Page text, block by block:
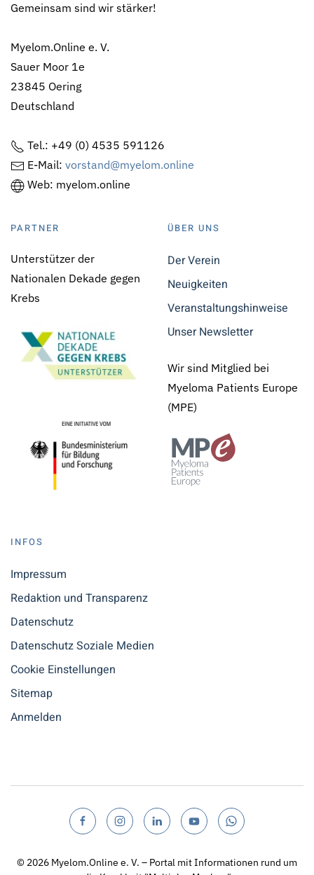
Gemeinsam sind wir stärker!
Myelom.Online e. V.
Sauer Moor 1e
23845 Oering
Deutschland
Tel.: +49 (0) 4535 591126
E-Mail: vorstand@myelom.online
Web: myelom.online
PARTNER
Unterstützer der
Nationalen Dekade gegen
Krebs
ÜBER UNS
Der Verein
Neuigkeiten
Veranstaltungshinweise
Unser Newsletter
Wir sind Mitglied bei
Myeloma Patients Europe
(MPE)
INFOS
Impressum
Redaktion und Transparenz
Datenschutz
Datenschutz Soziale Medien
Cookie Einstellungen
Sitemap
Anmelden
© 2026 Myelom.Online e. V. – Portal mit Informationen rund um